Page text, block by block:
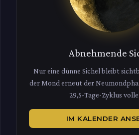
Abnehmende
Nur eine dünne Sichel bleibt
der Mond erneut der
29,5-Tage-Zyklus
IM KALENDER